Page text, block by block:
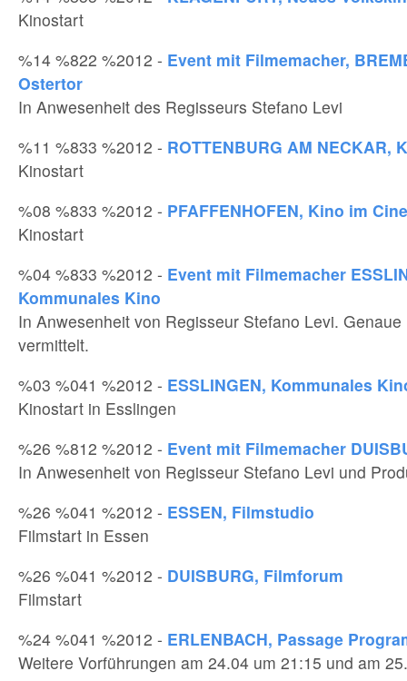
Kinostart
%14 %822 %2012 - Event mit Filmemacher,
Ostertor
In Anwesenheit des Regisseurs Stefano Levi
%11 %833 %2012 - ROTTENBURG AM NECKAR,
Kinostart
%08 %833 %2012 - PFAFFENHOFEN, Kino im
Kinostart
%04 %833 %2012 - Event mit Filmemacher
Kommunales Kino
In Anwesenheit von Regisseur Stefano Levi.
vermittelt.
%03 %041 %2012 - ESSLINGEN, Kommunales
Kinostart in Esslingen
%26 %812 %2012 - Event mit Filmemacher
In Anwesenheit von Regisseur Stefano Levi und
%26 %041 %2012 - ESSEN, Filmstudio
Filmstart in Essen
%26 %041 %2012 - DUISBURG, Filmforum
Filmstart
%24 %041 %2012 - ERLENBACH, Passage
Weitere Vorführungen am 24.04 um 21:15 und am